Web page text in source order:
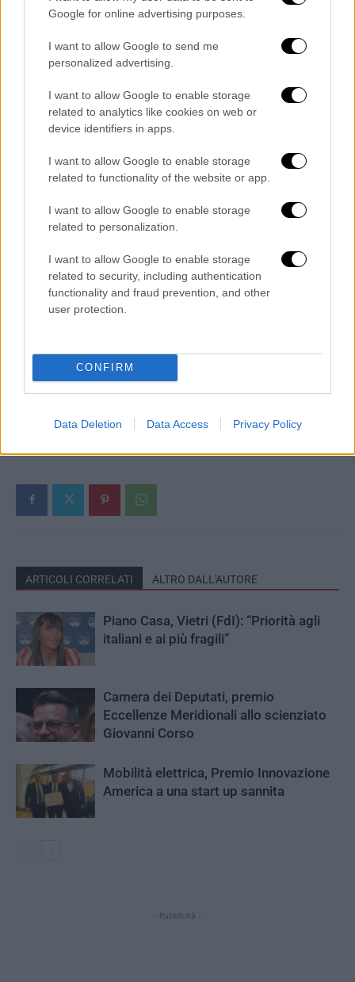
Google for online advertising purposes.
I want to allow Google to send me
personalized advertising.
I want to allow Google to enable storage
related to analytics like cookies on web or
device identifiers in apps.
I want to allow Google to enable storage
related to functionality of the website or app.
I want to allow Google to enable storage
related to personalization.
I want to allow Google to enable storage
related to security, including authentication
functionality and fraud prevention, and other
user protection.
CONFIRM
Data Deletion Data Access Privacy Policy
ARTICOLI CORRELATI ALTRO DALL'AUTORE
Piano Casa, Vietri (FdI): “Priorità agli
italiani e ai più fragili”
Camera dei Deputati, premio
Eccellenze Meridionali allo scienziato
Giovanni Corso
Mobilità elettrica, Premio Innovazione
America a una start up sannita
- Pubblicità -